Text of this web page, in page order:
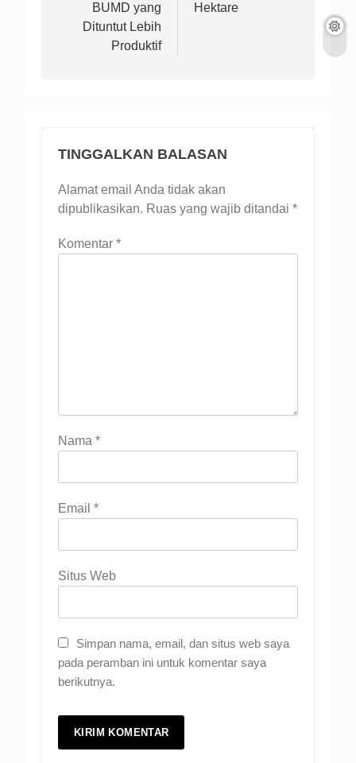
BUMD yang
Dituntut Lebih
Produktif
Hektare
TINGGALKAN BALASAN
Alamat email Anda tidak akan
dipublikasikan. Ruas yang wajib ditandai *
Komentar *
Nama *
Email *
Situs Web
Simpan nama, email, dan situs web saya
pada peramban ini untuk komentar saya
berikutnya.